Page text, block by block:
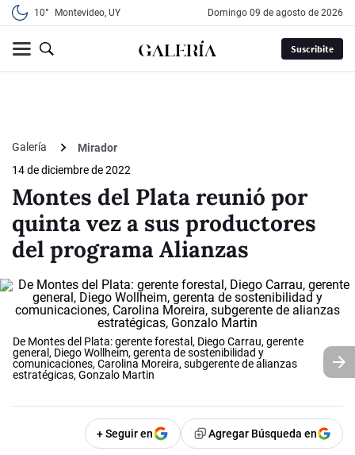
10° Montevideo, UY domingo 09 de agosto de 2026
Suscribite
Galería
Mirador
14 de diciembre de 2022
Montes del Plata reunió por
quinta vez a sus productores
del programa Alianzas
De Montes del Plata: gerente forestal, Diego Carrau, gerente
general, Diego Wollheim, gerenta de sostenibilidad y
comunicaciones, Carolina Moreira, subgerente de alianzas
estratégicas, Gonzalo Martin
+ Seguir en Agregar Búsqueda en